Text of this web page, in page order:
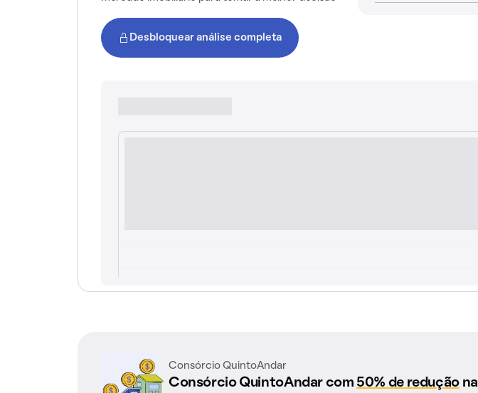
Desbloquear análise completa
Consórcio QuintoAndar
Consórcio QuintoAndar com 50% de reduçãona